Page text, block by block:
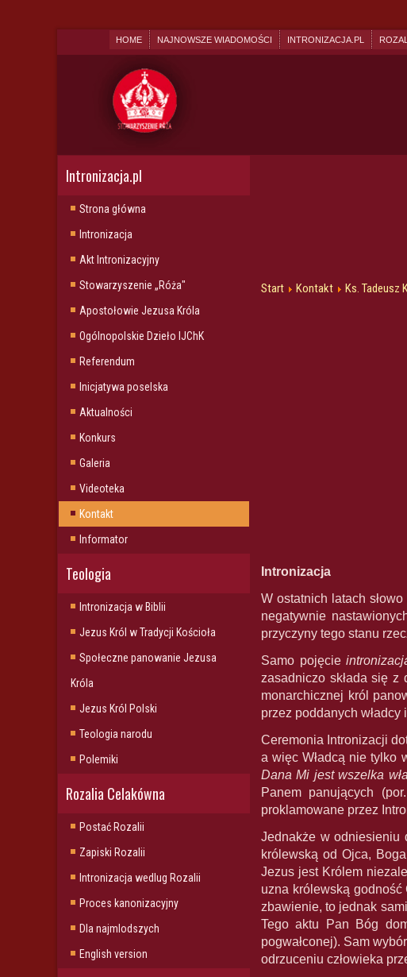
HOME NAJNOWSZE WIADOMOŚCI INTRONIZACJA.PL
Intronizacja.pl
Strona główna
Intronizacja
Akt Intronizacyjny
Stowarzyszenie „Róża"
Apostołowie Jezusa Króla
Ogólnopolskie Dzieło IJChK
Referendum
Inicjatywa poselska
Aktualności
Konkurs
Galeria
Videoteka
Kontakt
Informator
Teologia
Intronizacja w Biblii
Jezus Król w Tradycji Kościoła
Społeczne panowanie Jezusa
Króla
Jezus Król Polski
Teologia narodu
Polemiki
Rozalia Celakówna
Postać Rozalii
Zapiski Rozalii
Intronizacja wedlug Rozalii
Proces kanonizacyjny
Dla najmlodszych
English version
Start Kontakt Ks. Tadeusz
Intronizacja
W ostatnich latach słowo
negatywnie
przyczyny tego stanu
Samo pojęcie
zasadniczo składa się
monarchicznej król
przez poddanych władcy
Ceremonia Intronizacji
a więc Władcą nie tylko
Dana Mi jest wszelka
Panem panujących
proklamowane przez
Jednakże w odniesieniu
królewską od Ojca,
Jezus jest Królem
uzna królewską
zbawienie, to jednak
Tego aktu Pan Bóg
pogwałconej). Sam
odrzuceniu człowieka